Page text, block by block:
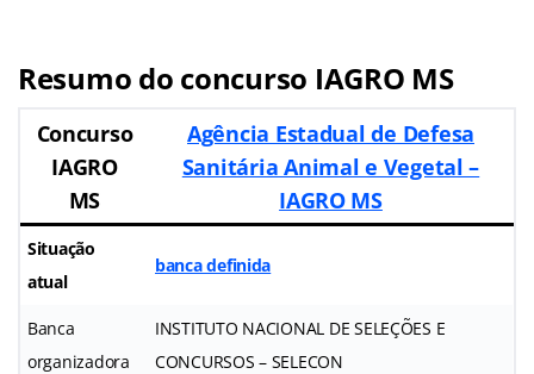
Resumo do concurso IAGRO MS
Concurso
IAGRO
MS
Agência Estadual de Defesa
Sanitária Animal e Vegetal –
IAGRO MS
Situação
atual
banca definida
Banca
organizadora
INSTITUTO NACIONAL DE SELEÇÕES E
CONCURSOS – SELECON